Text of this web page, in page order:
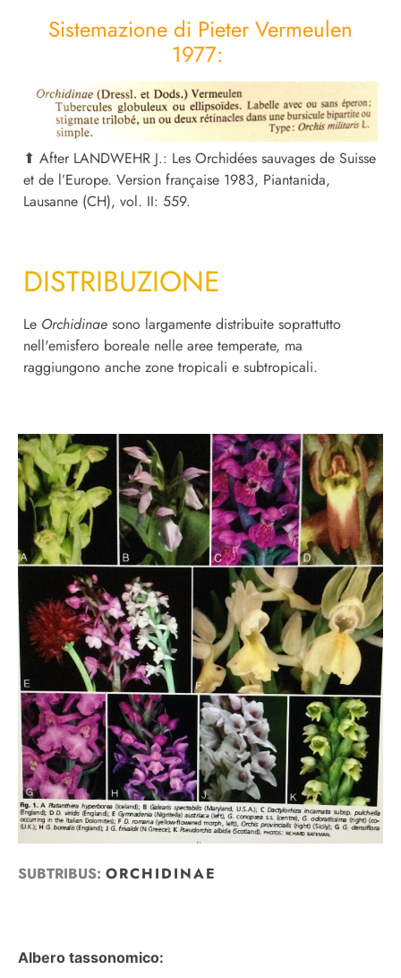
SUBTRIBUS: ORCHIDINAE
Albero tassonomico:
Sistemazione di Pieter Vermeulen
1977:
⬆︎ After LANDWEHR J.: Les Orchidées sauvages de Suisse
et de l’Europe. Version française 1983, Piantanida,
Lausanne (CH), vol. II: 559.
DISTRIBUZIONE
Le Orchidinae sono largamente distribuite soprattutto
nell'emisfero boreale nelle aree temperate, ma
raggiungono anche zone tropicali e subtropicali.